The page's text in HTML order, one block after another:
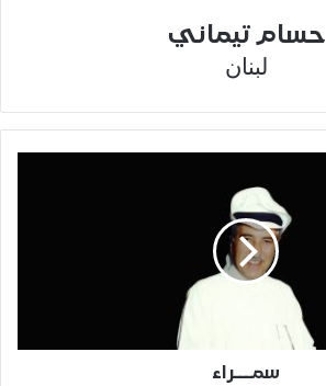
حسام تيماني
لبنان
سمـــراء